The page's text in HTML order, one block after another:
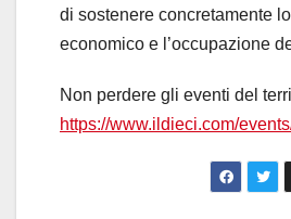
di sostenere concretamente
economico e l’occupazione
Non perdere gli eventi del
https://www.ildieci.com/